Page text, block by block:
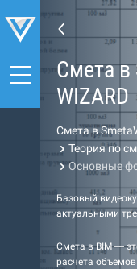
Cмета в
WIZARD
Cмета в
Теория по
Основные
Базовый
актуальными
Cмета в BIM —
расчета